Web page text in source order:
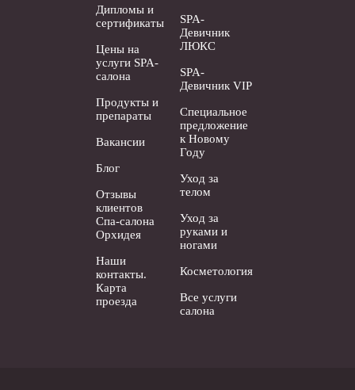
Дипломы и
сертификаты
Цены на
услуги SPA-
салона
Продукты и
препараты
Вакансии
Блог
Отзывы
клиентов
Спа-салона
Орхидея
Наши
контакты.
Карта
проезда
SPA-
Девичник
ЛЮКС
SPA-
Девичник VIP
Специальное
предложение
к Новому
Году
Уход за
телом
Уход за
руками и
ногами
Косметология
Все услуги
салона